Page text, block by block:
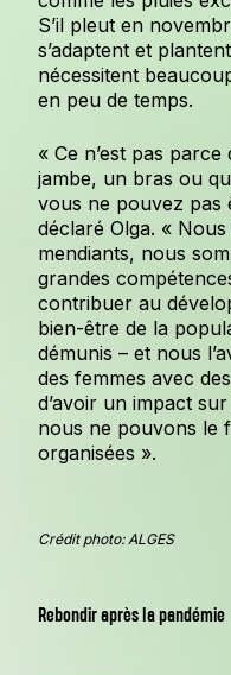
S’il pleut en
s’adaptent et
nécessitent
en peu de temps.
« Ce n’est pas
jambe, un bras ou
vous ne pouvez pas
déclaré Olga. «
mendiants, nous
grandes
contribuer au
bien-être de la
démunis – et nous
des femmes avec
d’avoir un impact
nous ne pouvons le
organisées ».
Crédit photo: ALGES
Rebondir après la pandémie